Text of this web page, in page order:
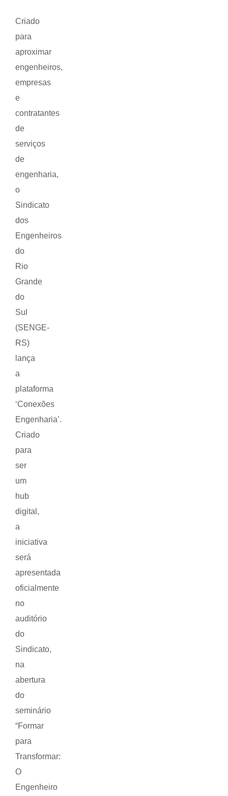
Criado
para
aproximar
engenheiros,
empresas
e
contratantes
de
serviços
de
engenharia,
o
Sindicato
dos
Engenheiros
do
Rio
Grande
do
Sul
(SENGE-
RS)
lança
a
plataforma
‘Conexões
Engenharia’.
Criado
para
ser
um
hub
digital,
a
iniciativa
será
apresentada
oficialmente
no
auditório
do
Sindicato,
na
abertura
do
seminário
“Formar
para
Transformar:
O
Engenheiro